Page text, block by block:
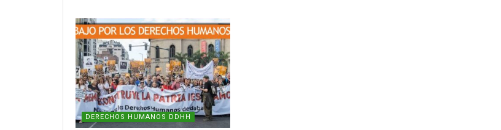
DERECHOS HUMANOS DDHH